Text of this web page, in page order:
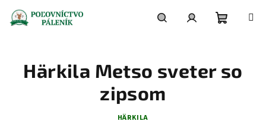
obsah
košík
Härkila Metso sveter so
zipsom
HÄRKILA